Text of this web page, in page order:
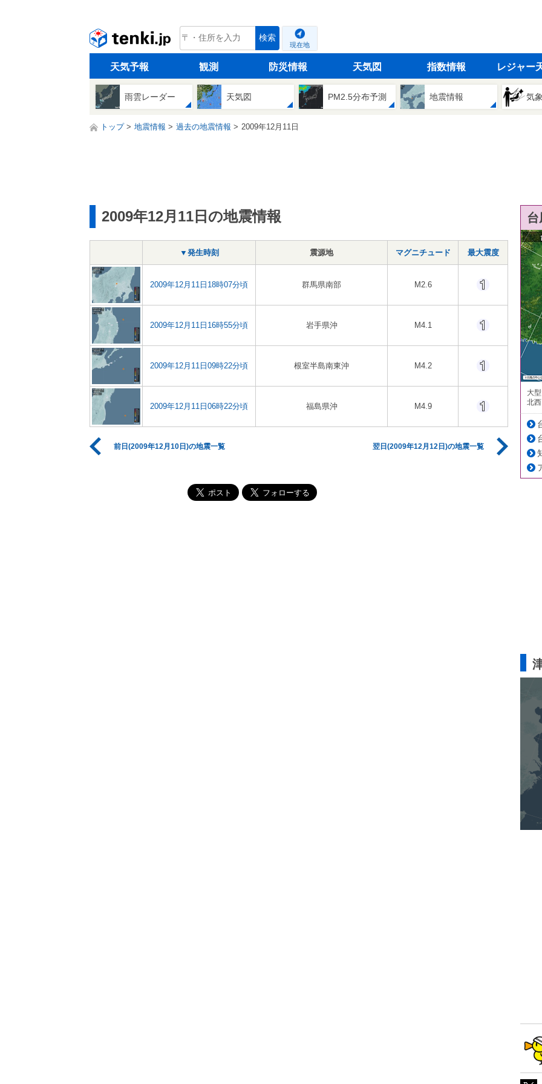
tenki.jp 検索
現在地
天気予報 観測 防災情報 天気図 指数情報 レジャー
雨雲レーダー 天気図 PM2.5分布予測 地震情報 気
トップ 地震情報 過去の地震情報 2009年12月11日
2009年12月11日の地震情報
▼発生時刻 震源地 マグニチュード 最大震度
2009年12月11日18時07分頃 群馬県南部 M2.6
2009年12月11日16時55分頃 岩手県沖 M4.1
2009年12月11日09時22分頃 根室半島南東沖 M4.2
2009年12月11日06時22分頃 福島県沖 M4.9
前日(2009年12月10日)の地震一覧 翌日(2009年12月12日)の地震一覧
大
北